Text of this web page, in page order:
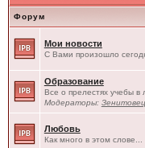
Форум
Мои новости
С Вами произошло
Образование
Все о прелестях учебы
Модераторы: Зенитовец
Любовь
Как много в этом слове...